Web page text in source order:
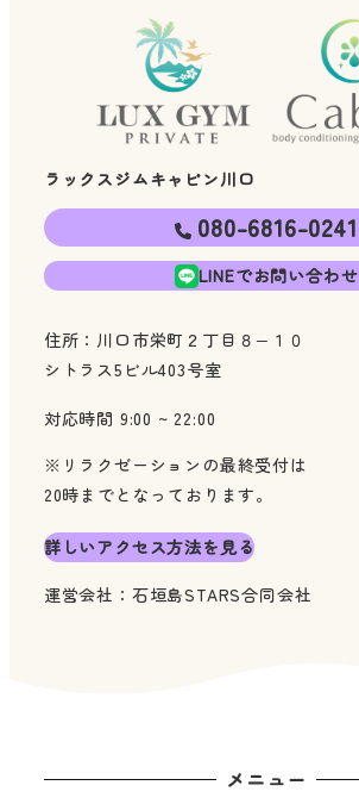
ラックスジムキャビン川口
080-6816-0241
LINEでお問い合わせ
住所：川口市栄町２丁目８−１０
シトラス5ビル403号室
対応時間 9:00 ~ 22:00
※リラクゼーションの最終受付は
20時までとなっております。
詳しいアクセス方法を見る
運営会社：石垣島STARS合同会社
メニュー